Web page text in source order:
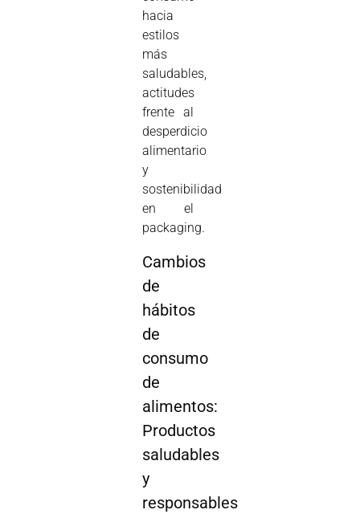
hacia
estilos
más
saludables,
actitudes
frente al
desperdicio
alimentario
y
sostenibilidad
en el
packaging.
Cambios
de
hábitos
de
consumo
de
alimentos:
Productos
saludables
y
responsables